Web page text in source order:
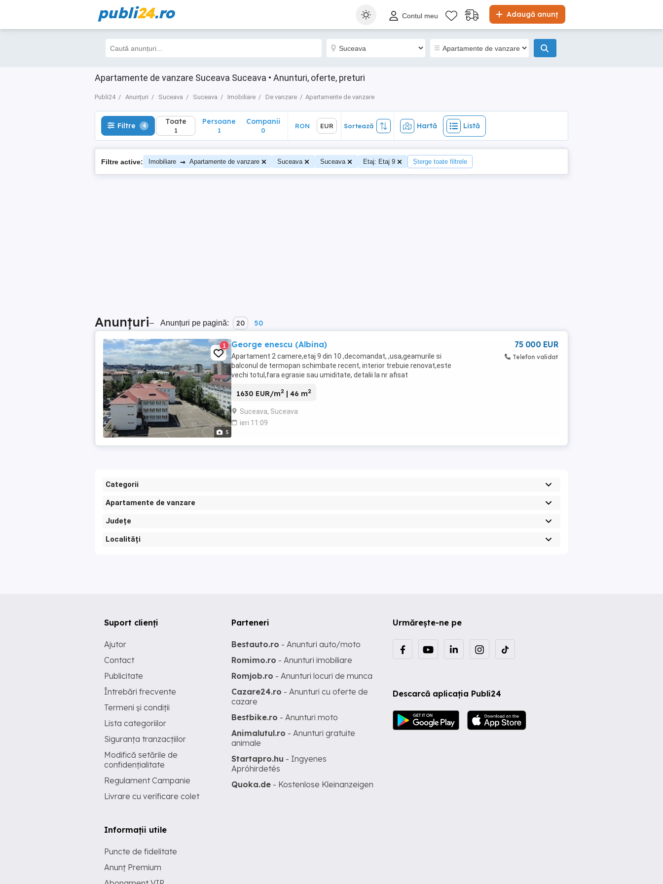
publi24.ro Adaugă anunț
Contul meu
Apartamente de vanzare Suceava Suceava • Anunturi, oferte, preturi
Publi24 Anunțuri Suceava Suceava Imobiliare De vanzare Apartamente de vanzare
Filtre 4 Toate
1
Sortează Hartă Listă
Filtre 4 Toate
1
Persoane
1
Companii
0
RON EUR Sortează Hartă Listă
Filtre active: Imobiliare → Apartamente de vanzare Suceava Suceava Etaj: Etaj 9 Șterge toate filtrele
Anunțuri– Anunțuri pe pagină: 20 50
5
1 George enescu (Albina)
Apartament 2 camere,etaj 9 din 10 ,decomandat, ,usa,geamurile si
balconul de termopan schimbate recent, interior trebuie renovat,este
vechi totul,fara egrasie sau umiditate, detalii la nr afisat
1630 EUR/m2 | 46 m2
Suceava, Suceava
ieri 11:09
75 000 EUR
Telefon validat
Categorii
Apartamente de vanzare
Județe
Localități
Urmărește-ne pe
Descarcă aplicația Publi24
Suport clienți
Ajutor
Contact
Publicitate
Întrebări frecvente
Termeni și condiții
Lista categoriilor
Siguranța tranzacțiilor
Modifică setările de
confidențialitate
Regulament Campanie
Livrare cu verificare colet
Informații utile
Puncte de fidelitate
Anunț Premium
Parteneri
Bestauto.ro - Anunturi auto/moto
Romimo.ro - Anunturi imobiliare
Romjob.ro - Anunturi locuri de munca
Cazare24.ro - Anunturi cu oferte de
cazare
Bestbike.ro - Anunturi moto
Animalutul.ro - Anunturi gratuite
animale
Startapro.hu - Ingyenes
Apróhirdetés
Quoka.de - Kostenlose Kleinanzeigen